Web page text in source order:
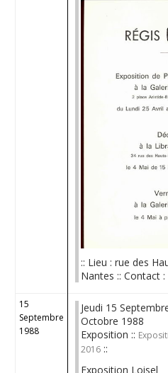
:: Lieu : rue des
Nantes :: Contact :
15
Septembre
1988
Jeudi 15
Octobre 1988
Exposition ::
2016 ::
Exposition Loisel